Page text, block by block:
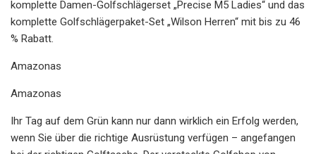
komplette Damen-Golfschlägerset „Precise M5 Ladies“ und das
komplette Golfschlägerpaket-Set „Wilson Herren“ mit bis zu 46
% Rabatt.
Amazonas
Amazonas
Ihr Tag auf dem Grün kann nur dann wirklich ein Erfolg werden,
wenn Sie über die richtige Ausrüstung verfügen – angefangen